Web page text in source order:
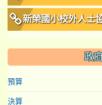
新榮國小校外人士
政
預算
決算